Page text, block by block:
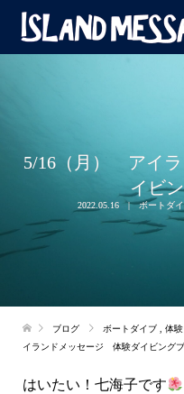
5/16（月） アイ
イビ
2022.05.16 ボートダ
ブログ ボートダイブ 体
イランドメッセージ 体験ダイビング
はいたい！七海子です